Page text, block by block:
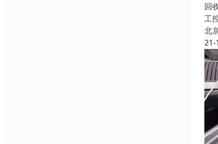
回
工
北
21-